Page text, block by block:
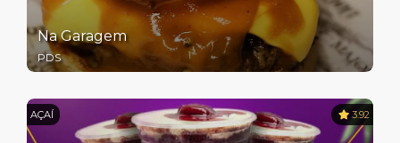
Na Garagem
PDS
AÇAÍ 3.92